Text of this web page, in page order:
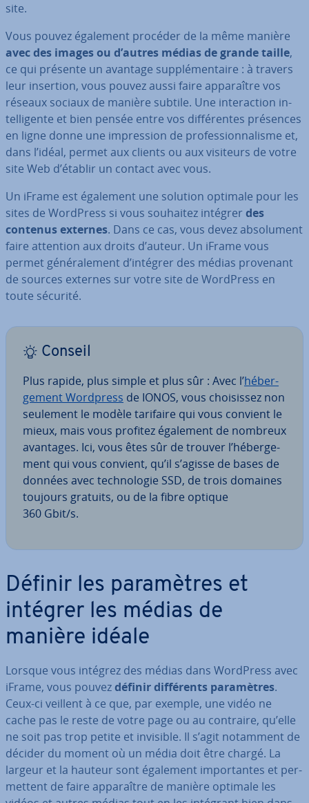
site.
Vous pouvez également procéder de la même manière
avec des images ou d’autres médias de grande taille,
ce qui présente un avantage sup­plé­men­taire : à travers
leur insertion, vous pouvez aussi faire ap­pa­raître vos
réseaux sociaux de manière subtile. Une in­te­rac­tion in­
tel­li­gente et bien pensée entre vos dif­fé­rentes présences
en ligne donne une im­pres­sion de pro­fes­sion­na­lisme et,
dans l’idéal, permet aux clients ou aux visiteurs de votre
site Web d’établir un contact avec vous.
Un iFrame est également une solution optimale pour les
sites de WordPress si vous souhaitez intégrer des
contenus externes. Dans ce cas, vous devez ab­so­lu­ment
faire attention aux droits d’auteur. Un iFrame vous
permet gé­né­ra­le­ment d’intégrer des médias provenant
de sources externes sur votre site de WordPress en
toute sécurité.
Conseil
Plus rapide, plus simple et plus sûr : Avec l’hé­ber­
ge­ment Wordpress de IONOS, vous choi­sis­sez non
seulement le modèle tarifaire qui vous convient le
mieux, mais vous profitez également de nombreux
avantages. Ici, vous êtes sûr de trouver l’hé­ber­ge­
ment qui vous convient, qu’il s’agisse de bases de
données avec tech­no­lo­gie SSD, de trois domaines
toujours gratuits, ou de la fibre optique
360 Gbit/s.
Définir les pa­ra­mètres et
intégrer les médias de
manière idéale
Lorsque vous intégrez des médias dans WordPress avec
iFrame, vous pouvezdéfinir dif­fé­rents pa­ra­mètres.
Ceux-ci veillent à ce que, par exemple, une vidéo ne
cache pas le reste de votre page ou au contraire, qu’elle
ne soit pas trop petite et invisible. Il s’agit notamment de
décider du moment où un média doit être chargé. La
largeur et la hauteur sont également im­por­tantes et per­
met­tent de faire ap­pa­raître de manière optimale les